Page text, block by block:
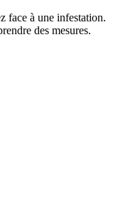
face à une infestation.
des mesures.